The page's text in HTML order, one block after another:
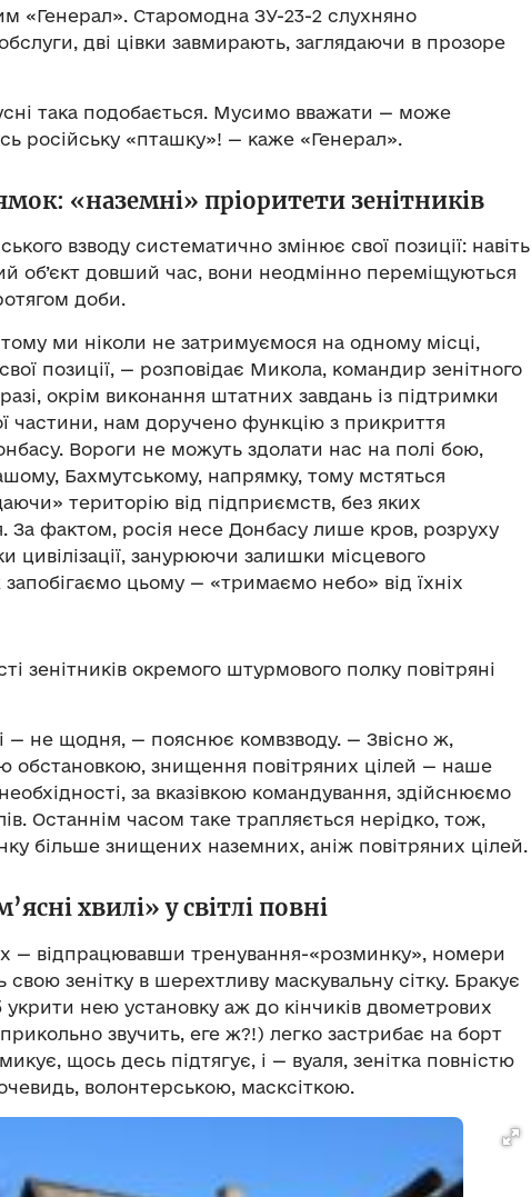
«Генерал». Старомодна ЗУ-23-2 слухняно
дві цівки завмирають, заглядаючи в прозоре
така подобається. Мусимо вважати — може
російську «пташку»! — каже «Генерал».
«наземні» пріоритети зенітників
взводу систематично змінює свої позиції: навіть
об’єкт довший час, вони неодмінно переміщуються
доби.
ми ніколи не затримуємося на одному місці,
позиції, — розповідає Микола, командир зенітного
окрім виконання штатних завдань із підтримки
частини, нам доручено функцію з прикриття
Вороги не можуть здолати нас на полі бою,
Бахмутському, напрямку, тому мстяться
територію від підприємств, без яких
фактом, росія несе Донбасу лише кров, розруху
цивілізації, занурюючи залишки місцевого
цьому — «тримаємо небо» від їхніх
зенітників окремого штурмового полку повітряні
— не щодня, — пояснює комвзводу. — Звісно ж,
обстановкою, знищення повітряних цілей — наше
за вказівкою командування, здійснюємо
Останнім часом таке трапляється нерідко, тож,
більше знищених наземних, аніж повітряних цілей.
хвилі» у світлі повні
­— відпрацювавши тренування-«розминку», номери
зенітку в шерехтливу маскувальну сітку. Бракує
нею установку аж до кінчиків двометрових
звучить, еге ж?!) легко застрибає на борт
щось десь підтягує, і ­— вуаля, зенітка повністю
волонтерською, масксіткою.